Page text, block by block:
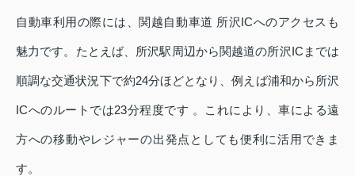
自動車利用の際には、関越自動車道 所沢ICへのアクセスも
魅力です。たとえば、所沢駅周辺から関越道の所沢ICまでは
順調な交通状況下で約24分ほどとなり、例えば浦和から所沢
ICへのルートでは23分程度です 。これにより、車による遠
方への移動やレジャーの出発点としても便利に活用できま
す。